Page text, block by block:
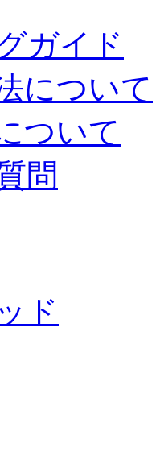
ガイド
について
ついて
問
ド